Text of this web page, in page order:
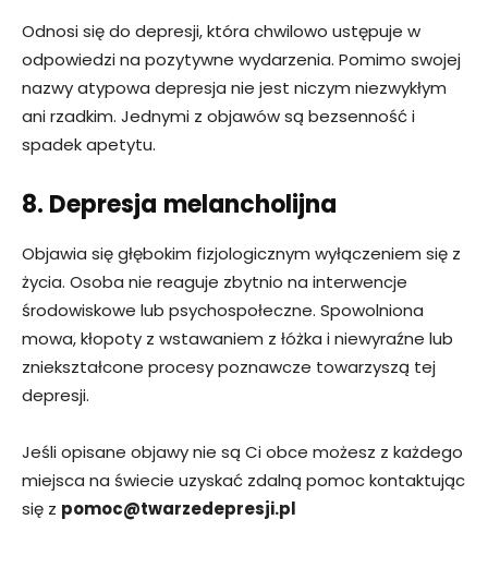
Odnosi się do depresji, która chwilowo ustępuje w
odpowiedzi na pozytywne wydarzenia. Pomimo swojej
nazwy atypowa depresja nie jest niczym niezwykłym
ani rzadkim. Jednymi z objawów są bezsenność i
spadek apetytu.
8. Depresja melancholijna
Objawia się głębokim fizjologicznym wyłączeniem się z
życia. Osoba nie reaguje zbytnio na interwencje
środowiskowe lub psychospołeczne. Spowolniona
mowa, kłopoty z wstawaniem z łóżka i niewyraźne lub
zniekształcone procesy poznawcze towarzyszą tej
depresji.
Jeśli opisane objawy nie są Ci obce możesz z każdego
miejsca na świecie uzyskać zdalną pomoc kontaktując
się z pomoc@twarzedepresji.pl